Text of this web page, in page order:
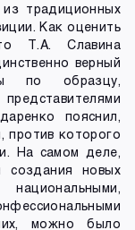
традиционных
Как оценить
Т.А. Славина
верный
по образцу,
пояснил,
против которого
На самом деле,
новых
можно было